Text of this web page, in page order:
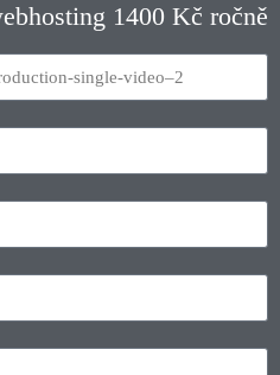
1400 Kč ročně